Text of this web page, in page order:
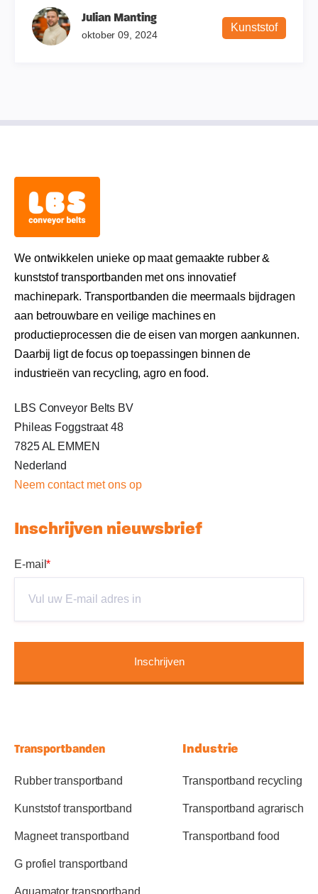
Julian Manting
oktober 09, 2024
Kunststof
We ontwikkelen unieke op maat gemaakte rubber &
kunststof transportbanden met ons innovatief
machinepark. Transportbanden die meermaals bijdragen
aan betrouwbare en veilige machines en
productieprocessen die de eisen van morgen aankunnen.
Daarbij ligt de focus op toepassingen binnen de
industrieën van recycling, agro en food.
LBS Conveyor Belts BV
Phileas Foggstraat 48
7825 AL EMMEN
Nederland
Neem contact met ons op
Inschrijven nieuwsbrief
E-mail*
Transportbanden
Rubber transportband
Kunststof transportband
Magneet transportband
G profiel transportband
Aquamator transportband
Industrie
Transportband recycling
Transportband agrarisch
Transportband food